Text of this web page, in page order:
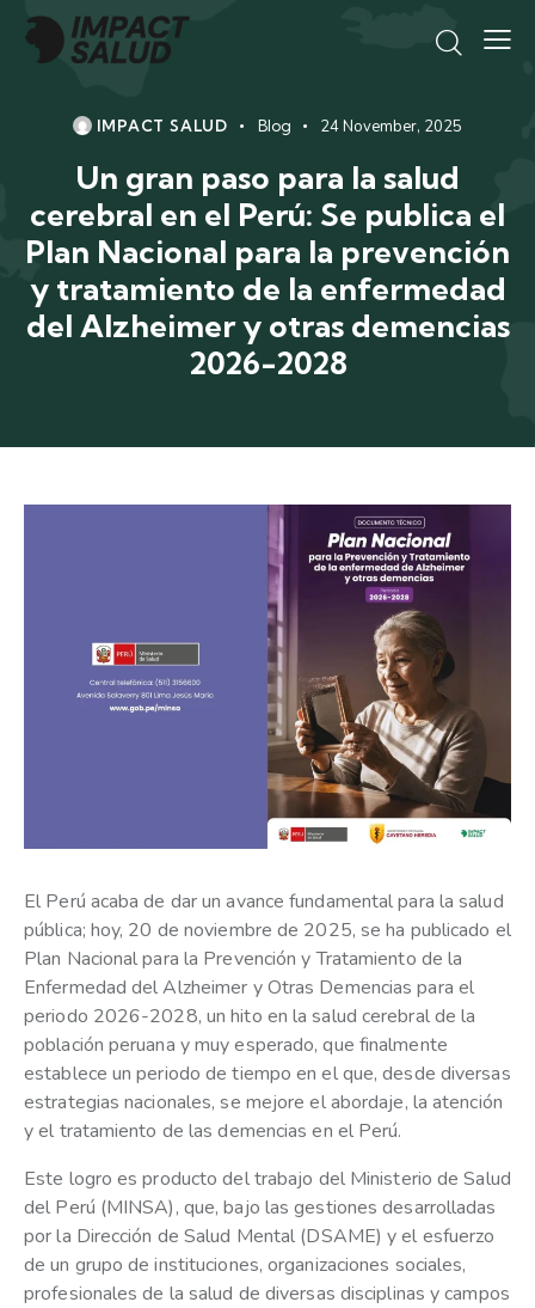
IMPACT SALUD Blog 24 November, 2025
Un gran paso para la salud
cerebral en el Perú: Se publica el
Plan Nacional para la prevención
y tratamiento de la enfermedad
del Alzheimer y otras demencias
2026-2028
El Perú acaba de dar un avance fundamental para la salud
pública; hoy, 20 de noviembre de 2025, se ha publicado el
Plan Nacional para la Prevención y Tratamiento de la
Enfermedad del Alzheimer y Otras Demencias para el
periodo 2026-2028, un hito en la salud cerebral de la
población peruana y muy esperado, que finalmente
establece un periodo de tiempo en el que, desde diversas
estrategias nacionales, se mejore el abordaje, la atención
y el tratamiento de las demencias en el Perú.
Este logro es producto del trabajo del Ministerio de Salud
del Perú (MINSA), que, bajo las gestiones desarrolladas
por la Dirección de Salud Mental (DSAME) y el esfuerzo
de un grupo de instituciones, organizaciones sociales,
profesionales de la salud de diversas disciplinas y campos